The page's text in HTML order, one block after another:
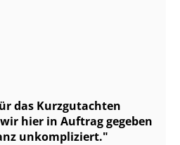
das Kurzgutachten
hier in Auftrag gegeben
unkompliziert.